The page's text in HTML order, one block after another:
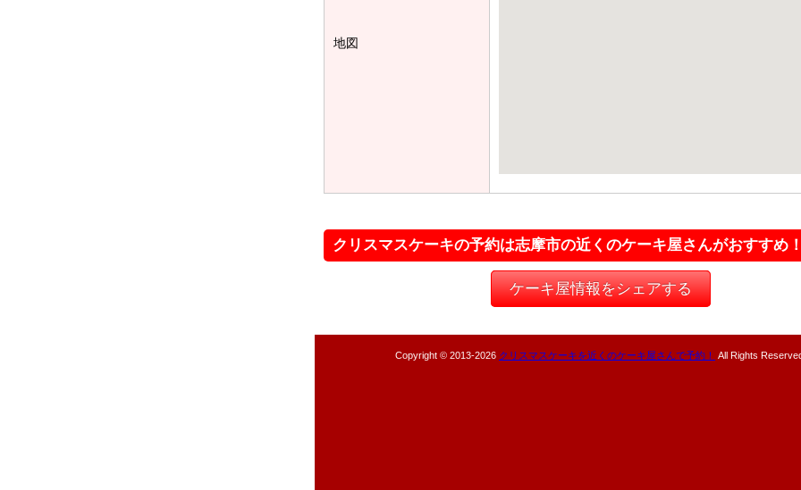
地図
クリスマスケーキの予約は志摩市の近くのケーキ屋さんがおすすめ
ケーキ屋情報をシェアする
Copyright © 2013-2026 クリスマスケーキを近くのケーキ屋さんで予約！ All Rights